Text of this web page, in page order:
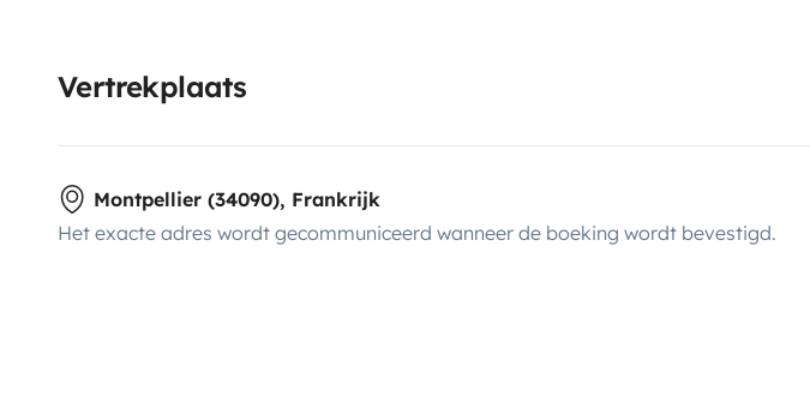
Vertrekplaats
Montpellier (34090), Frankrijk
Het exacte adres wordt gecommuniceerd wanneer de boeking wordt bevestigd.